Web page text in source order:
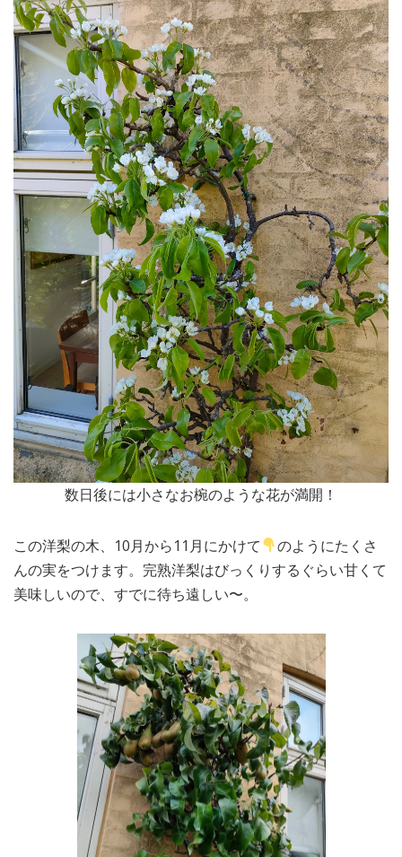
数日後には小さなお椀のような花が満開！
この洋梨の木、10月から11月にかけて
のようにたくさ
んの実をつけます。完熟洋梨はびっくりするぐらい甘くて
美味しいので、すでに待ち遠しい〜。